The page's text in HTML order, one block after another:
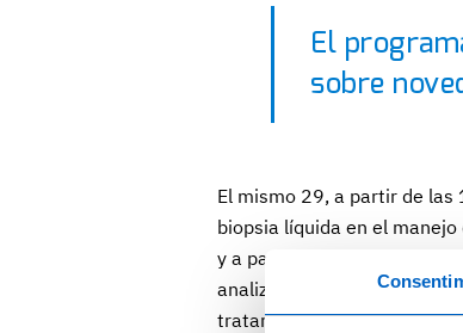
El
sobre
El mismo 29, a partir de
biopsia líquida en el
y a partir de la misma hora,
analizará el aumento de la
tratamiento de la